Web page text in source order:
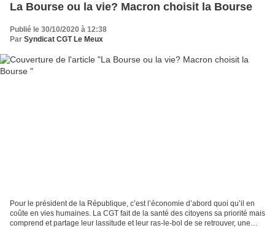
La Bourse ou la vie? Macron choisit la Bourse
Publié le 30/10/2020 à 12:38
Par Syndicat CGT Le Meux
Pour le président de la République, c’est l’économie d’abord quoi qu’il en
coûte en vies humaines. La CGT fait de la santé des citoyens sa priorité mais
comprend et partage leur lassitude et leur ras-le-bol de se retrouver, une